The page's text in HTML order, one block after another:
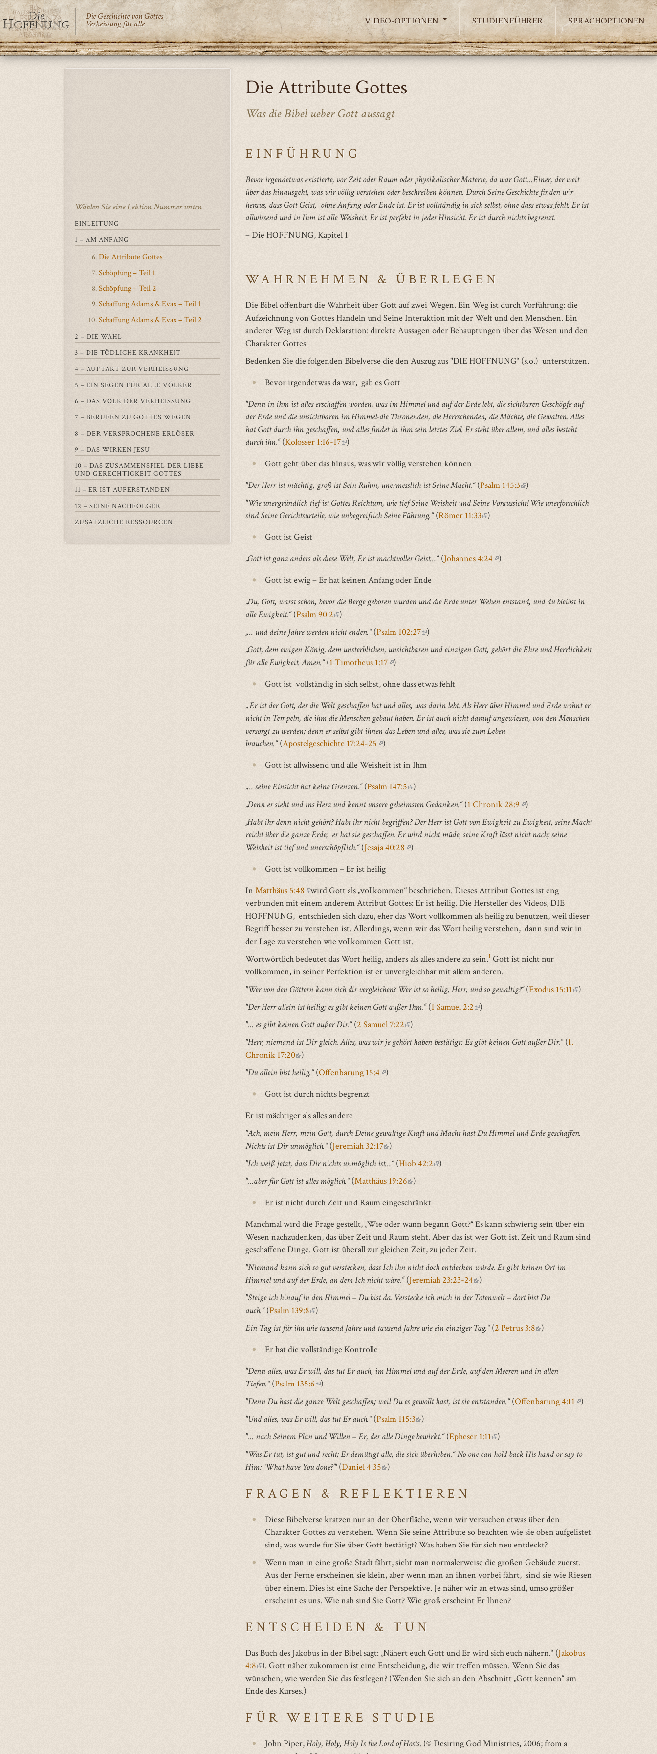
Direkt
zum
Inhalt
Die Geschichte von Gottes
Verheissung für alle VIDEO-OPTIONEN STUDIENFÜHRER SPRACHOPTIONEN
Wählen Sie eine Lektion Nummer unten
EINLEITUNG
1 – AM ANFANG
6. Die Attribute Gottes
7. Schöpfung – Teil 1
8. Schöpfung – Teil 2
9. Schaffung Adams & Evas – Teil 1
10. Schaffung Adams & Evas – Teil 2
2 – DIE WAHL
3 – DIE TÖDLICHE KRANKHEIT
4 – AUFTAKT ZUR VERHEISSUNG
5 – EIN SEGEN FÜR ALLE VÖLKER
6 – DAS VOLK DER VERHEISSUNG
7 – BERUFEN ZU GOTTES WEGEN
8 – DER VERSPROCHENE ERLÖSER
9 – DAS WIRKEN JESU
10 – DAS ZUSAMMENSPIEL DER LIEBE
UND GERECHTIGKEIT GOTTES
11 – ER IST AUFERSTANDEN
12 – SEINE NACHFOLGER
ZUSÄTZLICHE RESSOURCEN
Die Attribute Gottes
Was die Bibel ueber Gott aussagt
EINFÜHRUNG
Bevor irgendetwas existierte, vor Zeit oder Raum oder physikalischer Materie, da war Gott…Einer, der weit
über das hinausgeht, was wir völlig verstehen oder beschreiben können. Durch Seine Geschichte finden wir
heraus, dass Gott Geist, ohne Anfang oder Ende ist. Er ist vollständig in sich selbst, ohne dass etwas fehlt. Er ist
allwissend und in Ihm ist alle Weisheit. Er ist perfekt in jeder Hinsicht. Er ist durch nichts begrenzt.
– Die HOFFNUNG, Kapitel 1
WAHRNEHMEN & ÜBERLEGEN
Die Bibel offenbart die Wahrheit über Gott auf zwei Wegen. Ein Weg ist durch Vorführung: die
Aufzeichnung von Gottes Handeln und Seine Interaktion mit der Welt und den Menschen. Ein
anderer Weg ist durch Deklaration: direkte Aussagen oder Behauptungen über das Wesen und den
Charakter Gottes.
Bedenken Sie die folgenden Bibelverse die den Auszug aus "DIE HOFFNUNG“ (s.o.) unterstützen.
Bevor irgendetwas da war, gab es Gott
"Denn in ihm ist alles erschaffen worden, was im Himmel und auf der Erde lebt, die sichtbaren Geschöpfe auf
der Erde und die unsichtbaren im Himmel-die Thronenden, die Herrschenden, die Mächte, die Gewalten. Alles
hat Gott durch ihn geschaffen, und alles findet in ihm sein letztes Ziel. Er steht über allem, und alles besteht
durch ihn.“ (Kolosser 1:16-17(link
external)
)
Gott geht über das hinaus, was wir völlig verstehen können
"Der Herr ist mächtig, groß ist Sein Ruhm, unermesslich ist Seine Macht.“ (Psalm 145:3(link
is
)
"Wie unergründlich tief ist Gottes Reichtum, wie tief Seine Weisheit und Seine Voraussicht! Wie unerforschlich
sind Seine Gerichtsurteile, wie unbegreiflich Seine Führung.“ (Römer 11:33(link
)
Gott ist Geist
„Gott ist ganz anders als diese Welt, Er ist machtvoller Geist…“ (Johannes 4:24(link
)
Gott ist ewig – Er hat keinen Anfang oder Ende
„Du, Gott, warst schon, bevor die Berge geboren wurden und die Erde unter Wehen entstand, und du bleibst in
alle Ewigkeit.“(Psalm 90:2(link
is
)
„… und deine Jahre werden nicht enden.“(Psalm 102:27(link
)
„Gott, dem ewigen König, dem unsterblichen, unsichtbaren und einzigen Gott, gehört die Ehre und Herrlichkeit
für alle Ewigkeit. Amen.“(1 Timotheus 1:17(link
external)
)
Gott ist vollständig in sich selbst, ohne dass etwas fehlt
„ Er ist der Gott, der die Welt geschaffen hat und alles, was darin lebt. Als Herr über Himmel und Erde wohnt er
nicht in Tempeln, die ihm die Menschen gebaut haben. Er ist auch nicht darauf angewiesen, von den Menschen
versorgt zu werden; denn er selbst gibt ihnen das Leben und alles, was sie zum Leben
brauchen.“(Apostelgeschichte 17:24-25(link
external)
)
Gott ist allwissend und alle Weisheit ist in Ihm
„… seine Einsicht hat keine Grenzen.“(Psalm 147:5(link
)
„Denn er sieht und ins Herz und kennt unsere geheimsten Gedanken.“ (1 Chronik 28:9(link
is
external)
)
„Habt ihr denn nicht gehört? Habt ihr nicht begriffen? Der Herr ist Gott von Ewigkeit zu Ewigkeit, seine Macht
reicht über die ganze Erde; er hat sie geschaffen. Er wird nicht müde, seine Kraft lässt nicht nach; seine
Weisheit ist tief und unerschöpflich.“(Jesaja 40:28(link
)
Gott ist vollkommen – Er ist heilig
In Matthäus 5:48(link
is
external)
wird Gott als „vollkommen“ beschrieben. Dieses Attribut Gottes ist eng
verbunden mit einem anderem Attribut Gottes: Er ist heilig. Die Hersteller des Videos, DIE
HOFFNUNG, entschieden sich dazu, eher das Wort vollkommen als heilig zu benutzen, weil dieser
Begriff besser zu verstehen ist. Allerdings, wenn wir das Wort heilig verstehen, dann sind wir in
der Lage zu verstehen wie vollkommen Gott ist.
Wortwörtlich bedeutet das Wort heilig, anders als alles andere zu sein.1 Gott ist nicht nur
vollkommen, in seiner Perfektion ist er unvergleichbar mit allem anderen.
"Wer von den Göttern kann sich dir vergleichen? Wer ist so heilig, Herr, und so gewaltig?“ (Exodus 15:11(link
)
"Der Herr allein ist heilig; es gibt keinen Gott außer Ihm.“ (1 Samuel 2:2(link
)
"… es gibt keinen Gott außer Dir.“(2 Samuel 7:22(link
is
)
"Herr, niemand ist Dir gleich. Alles, was wir je gehört haben bestätigt: Es gibt keinen Gott außer Dir.“(1.
Chronik 17:20(link
is
external)
)
"Du allein bist heilig.“(Offenbarung 15:4(link
)
Gott ist durch nichts begrenzt
Er ist mächtiger als alles andere
"Ach, mein Herr, mein Gott, durch Deine gewaltige Kraft und Macht hast Du Himmel und Erde geschaffen.
Nichts ist Dir unmöglich.“(Jeremiah 32:17(link
is
)
"Ich weiß jetzt, dass Dir nichts unmöglich ist…“ (Hiob 42:2(link
)
"…aber für Gott ist alles möglich.“(Matthäus 19:26(link
external)
)
Er ist nicht durch Zeit und Raum eingeschränkt
Manchmal wird die Frage gestellt, „Wie oder wann begann Gott?“ Es kann schwierig sein über ein
Wesen nachzudenken, das über Zeit und Raum steht. Aber das ist wer Gott ist. Zeit und Raum sind
geschaffene Dinge. Gott ist überall zur gleichen Zeit, zu jeder Zeit.
"Niemand kann sich so gut verstecken, dass Ich ihn nicht doch entdecken würde. Es gibt keinen Ort im
Himmel und auf der Erde, an dem Ich nicht wäre.“(Jeremiah 23:23-24(link
is
)
"Steige ich hinauf in den Himmel – Du bist da. Verstecke ich mich in der Totenwelt – dort bist Du
auch.“(Psalm 139:8(link
is
)
Ein Tag ist für ihn wie tausend Jahre und tausend Jahre wie ein einziger Tag.“(2 Petrus 3:8(link
)
Er hat die vollständige Kontrolle
"Denn alles, was Er will, das tut Er auch, im Himmel und auf der Erde, auf den Meeren und in allen
Tiefen.“(Psalm 135:6(link
external)
)
"Denn Du hast die ganze Welt geschaffen; weil Du es gewollt hast, ist sie entstanden.“(Offenbarung 4:11(link
)
"Und alles, was Er will, das tut Er auch.“ (Psalm 115:3(link
is
)
"… nach Seinem Plan und Willen – Er, der alle Dinge bewirkt.“ (Epheser 1:11(link
is
)
"Was Er tut, ist gut und recht; Er demütigt alle, die sich überheben.“No one can hold back His hand or say to
Him: ‘What have You done?’"(Daniel 4:35(link
external)
)
FRAGEN & REFLEKTIEREN
Diese Bibelverse kratzen nur an der Oberfläche, wenn wir versuchen etwas über den
Charakter Gottes zu verstehen. Wenn Sie seine Attribute so beachten wie sie oben aufgelistet
sind, was wurde für Sie über Gott bestätigt? Was haben Sie für sich neu entdeckt?
Wenn man in eine große Stadt fährt, sieht man normalerweise die großen Gebäude zuerst.
Aus der Ferne erscheinen sie klein, aber wenn man an ihnen vorbei fährt, sind sie wie Riesen
über einem. Dies ist eine Sache der Perspektive. Je näher wir an etwas sind, umso größer
erscheint es uns. Wie nah sind Sie Gott? Wie groß erscheint Er Ihnen?
ENTSCHEIDEN & TUN
Das Buch des Jakobus in der Bibel sagt: „Nähert euch Gott und Er wird sich euch nähern.“ (Jakobus
4:8(link
is
external)
). Gott näher zukommen ist eine Entscheidung, die wir treffen müssen. Wenn Sie das
wünschen, wie werden Sie das festlegen? (Wenden Sie sich an den Abschnitt „Gott kennen“ am
Ende des Kurses.)
FÜR WEITERE STUDIE
John Piper,Holy, Holy, Holy Is the Lord of Hosts. (© Desiring God Ministries, 2006; from a